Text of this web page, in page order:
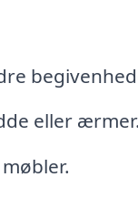
eller ærmer.